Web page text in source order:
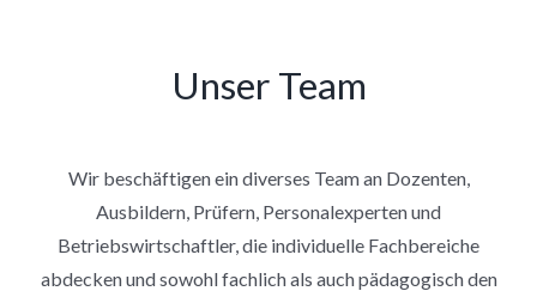
Unser Team
Wir beschäftigen ein diverses Team an Dozenten,
Ausbildern, Prüfern, Personalexperten und
Betriebswirtschaftler, die individuelle Fachbereiche
abdecken und sowohl fachlich als auch pädagogisch den